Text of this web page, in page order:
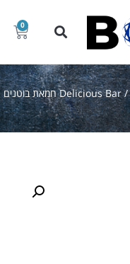
0
/ Delicious Bar חמאת בוטנים